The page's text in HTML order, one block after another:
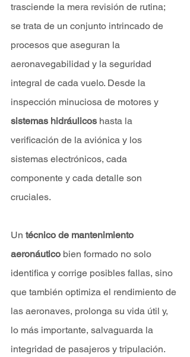
trasciende la mera revisión de rutina;
se trata de un conjunto intrincado de
procesos que aseguran la
aeronavegabilidad y la seguridad
integral de cada vuelo. Desde la
inspección minuciosa de motores y
sistemas hidráulicos hasta la
verificación de la aviónica y los
sistemas electrónicos, cada
componente y cada detalle son
cruciales.
Un técnico de mantenimiento
aeronáutico bien formado no solo
identifica y corrige posibles fallas, sino
que también optimiza el rendimiento de
las aeronaves, prolonga su vida útil y,
lo más importante, salvaguarda la
integridad de pasajeros y tripulación.